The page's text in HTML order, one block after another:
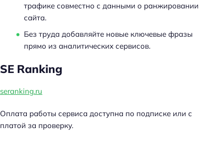
трафике совместно с данными о ранжировании
сайта.
Без труда добавляйте новые ключевые фразы
прямо из аналитических сервисов.
SE Ranking
seranking.ru
Оплата работы сервиса доступна по подписке или с
платой за проверку.